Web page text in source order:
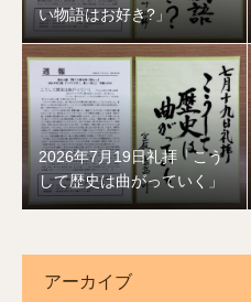
い物語はお好き?」
2026年7月19日礼拝「こう
して歴史は曲がっていく」
アーカイブ